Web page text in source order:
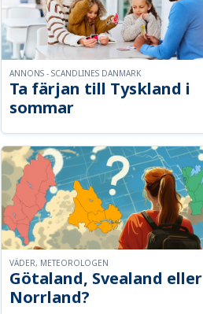
Ta färjan till Tyskland i
sommar
ANNONS - SCANDLINES DANMARK
Götaland, Svealand eller
Norrland?
VÄDER, METEOROLOGEN